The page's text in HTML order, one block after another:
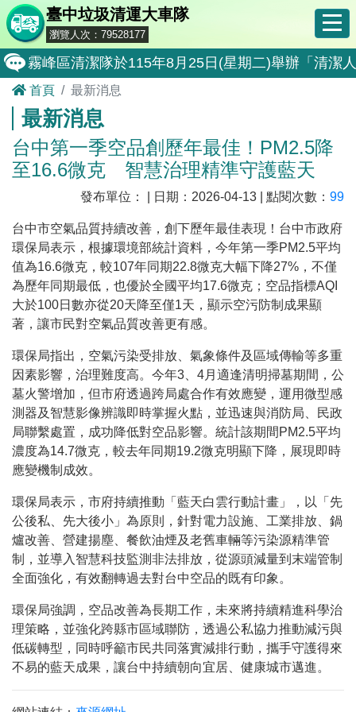
臺中垃圾清運大車隊
瀏覽人次：79528177
霧峰區清潔隊於115年8月25日(星期二)舉辦「清潔
大肚區清潔隊於115年8月25日(星期二)舉辦「清潔
北屯區清潔隊於115年8月11日(星期二)舉辦「清潔
外埔區清潔隊於115年8月18日(星期二)舉辦「清潔
石岡區清潔隊於115年8月18日(星期二)舉辦「清
全民監督公共工程施工品質, 請撥打通報專線0800-
防堵非洲豬瘟總動員，因應非洲豬瘟疫情，市民端
因應非洲豬瘟疫情，市民端廚餘收運排出方式不變
8月10日14:30至15:00防空演習行動網路降速演練
首頁 最新消息
最新消息
台中第一季空品創歷年最佳！PM2.5降
至16.6微克 智慧治理精準守護藍天
發布單位： | 日期：2026-04-13 | 點閱次數： 99
台中市空氣品質持續改善，創下歷年最佳表現！台中市政府
環保局表示，根據環境部統計資料，今年第一季PM2.5平均
值為16.6微克，較107年同期22.8微克大幅下降27%，不僅
為歷年同期最低，也優於全國平均17.6微克；空品指標AQI
大於100日數亦從20天降至僅1天，顯示空污防制成果顯
著，讓市民對空氣品質改善更有感。
環保局指出，空氣污染受排放、氣象條件及區域傳輸等多重
因素影響，治理難度高。今年3、4月適逢清明掃墓期間，公
墓火警增加，但市府透過跨局處合作有效應變，運用微型感
測器及智慧影像辨識即時掌握火點，並迅速與消防局、民政
局聯繫處置，成功降低對空品影響。統計該期間PM2.5平均
濃度為14.7微克，較去年同期19.2微克明顯下降，展現即時
應變機制成效。
環保局表示，市府持續推動「藍天白雲行動計畫」，以「先
公後私、先大後小」為原則，針對電力設施、工業排放、鍋
爐改善、營建揚塵、餐飲油煙及老舊車輛等污染源精準管
制，並導入智慧科技監測非法排放，從源頭減量到末端管制
全面強化，有效翻轉過去對台中空品的既有印象。
環保局強調，空品改善為長期工作，未來將持續精進科學治
理策略，並強化跨縣市區域聯防，透過公私協力推動減污與
低碳轉型，同時呼籲市民共同落實減排行動，攜手守護得來
不易的藍天成果，讓台中持續朝向宜居、健康城市邁進。